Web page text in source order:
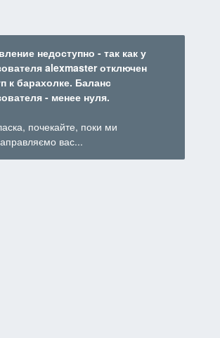
недоступно - так как у
alexmaster отключен
к барахолке. Баланс
- менее нуля.
почекайте, поки ми
вас...